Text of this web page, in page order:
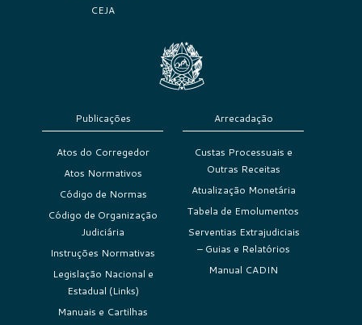
CEJA
Publicações
Atos do Corregedor
Atos Normativos
Código de Normas
Código de Organização
Judiciária
Instruções Normativas
Legislação Nacional e
Estadual (Links)
Manuais e Cartilhas
Arrecadação
Custas Processuais e
Outras Receitas
Atualização Monetária
Tabela de Emolumentos
Serventias Extrajudiciais
– Guias e Relatórios
Manual CADIN